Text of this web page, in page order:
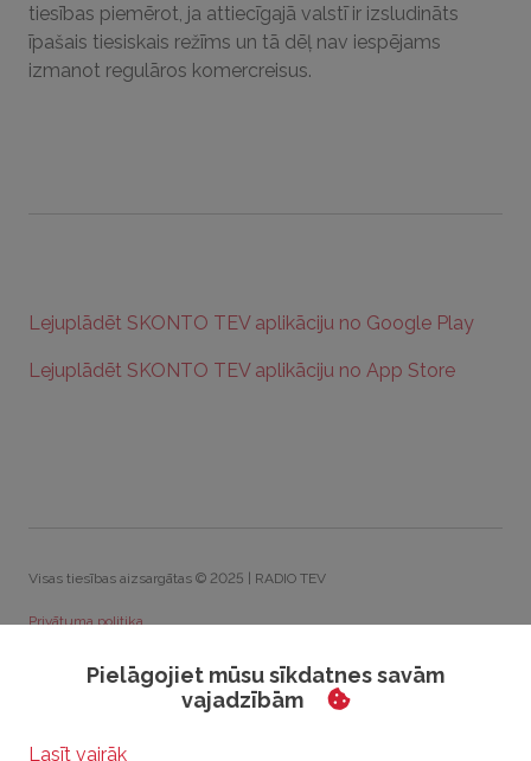
tiesības piemērot, ja attiecīgajā valstī ir izsludināts
īpašais tiesiskais režīms un tā dēļ nav iespējams
izmanot regulāros komercreisus.
Lejuplādēt SKONTO TEV aplikāciju no Google Play
Lejuplādēt SKONTO TEV aplikāciju no App Store
Visas tiesības aizsargātas © 2025 | RADIO TEV
Privātuma politika
Sīkdatņu politika
Visparīgie konkursu noteikumi
Pielāgojiet mūsu sīkdatnes savām
vajadzībām